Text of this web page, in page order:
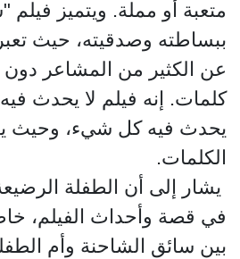
متعبة أو مملة. ويتميز فيلم
ببساطته وصدقيته، حيث
عن الكثير من المشاعر دون
كلمات. إنه فيلم لا يحدث
يحدث فيه كل شيء، وحيث
الكلمات.
يشار إلى أن الطفلة
في قصة وأحداث الفيلم،
بين سائق الشاحنة وأم